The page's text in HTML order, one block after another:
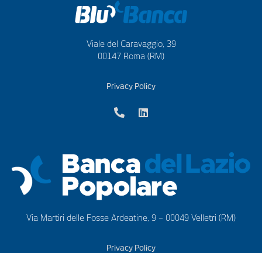
Viale del Caravaggio, 39
00147 Roma (RM)
Privacy Policy
Via Martiri delle Fosse Ardeatine, 9 – 00049 Velletri (RM)
Privacy Policy